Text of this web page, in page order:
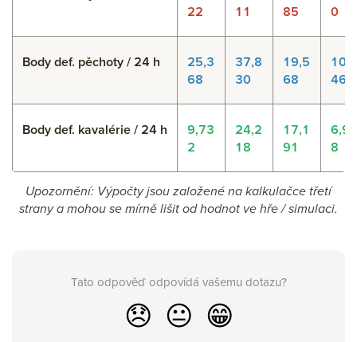
22
11
85
0
Body def. pěchoty / 24 h
25,3
68
37,8
30
19,5
68
10,2
46
Body def. kavalérie / 24 h
9,73
2
24,2
18
17,1
91
6,95
8
Upozornění: Výpočty jsou založené na kalkulačce třetí
strany a mohou se mírně lišit od hodnot ve hře / simulaci.
Tato odpověď odpovídá vašemu dotazu?
😞 😐 😁